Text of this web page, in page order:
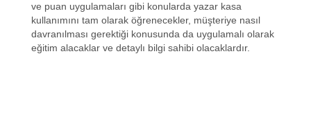
ve puan uygulamaları gibi konularda yazar kasa
kullanımını tam olarak öğrenecekler, müşteriye nasıl
davranılması gerektiği konusunda da uygulamalı olarak
eğitim alacaklar ve detaylı bilgi sahibi olacaklardır.